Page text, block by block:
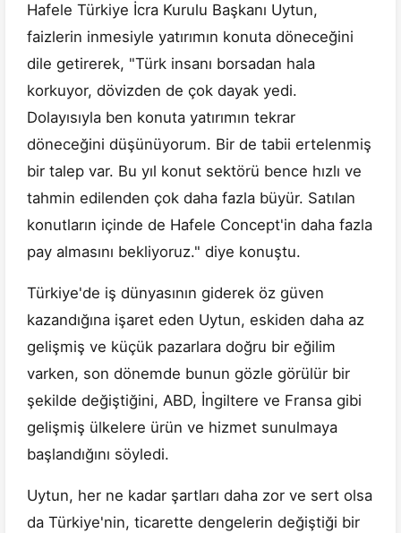
Hafele Türkiye İcra Kurulu Başkanı Uytun,
faizlerin inmesiyle yatırımın konuta döneceğini
dile getirerek, "Türk insanı borsadan hala
korkuyor, dövizden de çok dayak yedi.
Dolayısıyla ben konuta yatırımın tekrar
döneceğini düşünüyorum. Bir de tabii ertelenmiş
bir talep var. Bu yıl konut sektörü bence hızlı ve
tahmin edilenden çok daha fazla büyür. Satılan
konutların içinde de Hafele Concept'in daha fazla
pay almasını bekliyoruz." diye konuştu.
Türkiye'de iş dünyasının giderek öz güven
kazandığına işaret eden Uytun, eskiden daha az
gelişmiş ve küçük pazarlara doğru bir eğilim
varken, son dönemde bunun gözle görülür bir
şekilde değiştiğini, ABD, İngiltere ve Fransa gibi
gelişmiş ülkelere ürün ve hizmet sunulmaya
başlandığını söyledi.
Uytun, her ne kadar şartları daha zor ve sert olsa
da Türkiye'nin, ticarette dengelerin değiştiği bir